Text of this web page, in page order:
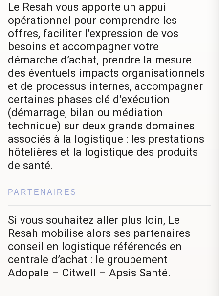
Le Resah vous apporte un appui
opérationnel pour comprendre les
offres, faciliter l’expression de vos
besoins et accompagner votre
démarche d’achat, prendre la mesure
des éventuels impacts organisationnels
et de processus internes, accompagner
certaines phases clé d’exécution
(démarrage, bilan ou médiation
technique) sur deux grands domaines
associés à la logistique : les prestations
hôtelières et la logistique des produits
de santé.
PARTENAIRES
Si vous souhaitez aller plus loin, Le
Resah mobilise alors ses partenaires
conseil en logistique référencés en
centrale d’achat : le groupement
Adopale – Citwell – Apsis Santé.